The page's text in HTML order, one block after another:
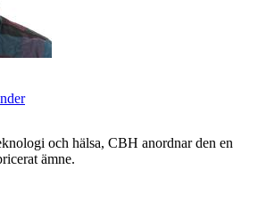
och hälsa, CBH anordnar den en
ämne.